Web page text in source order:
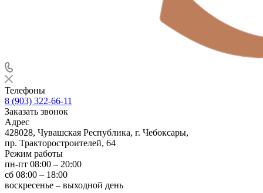
Телефоны
8 (903) 322-66-11
Заказать звонок
Адрес
428028, Чувашская Республика, г. Чебоксары,
пр. Тракторостроителей, 64
Режим работы
пн-пт 08:00 – 20:00
сб 08:00 – 18:00
воскресенье – выходной день